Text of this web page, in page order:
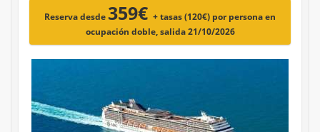
Reserva desde 359€ + tasas (120€) por persona en
ocupación doble, salida 21/10/2026